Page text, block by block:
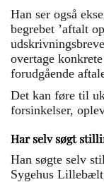
Han ser også
begrebet ’aftalt
overtage
forudgående
Det kan føre til
forsinkelser,
Har selv søgt
Han søgte selv
Sygehus